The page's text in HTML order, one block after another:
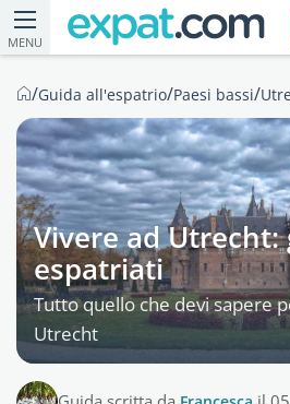
MENU
/Guida all'espatrio/Paesi bassi/
Vivere ad Utrecht:
espatriati
Tutto quello che devi sapere
Utrecht